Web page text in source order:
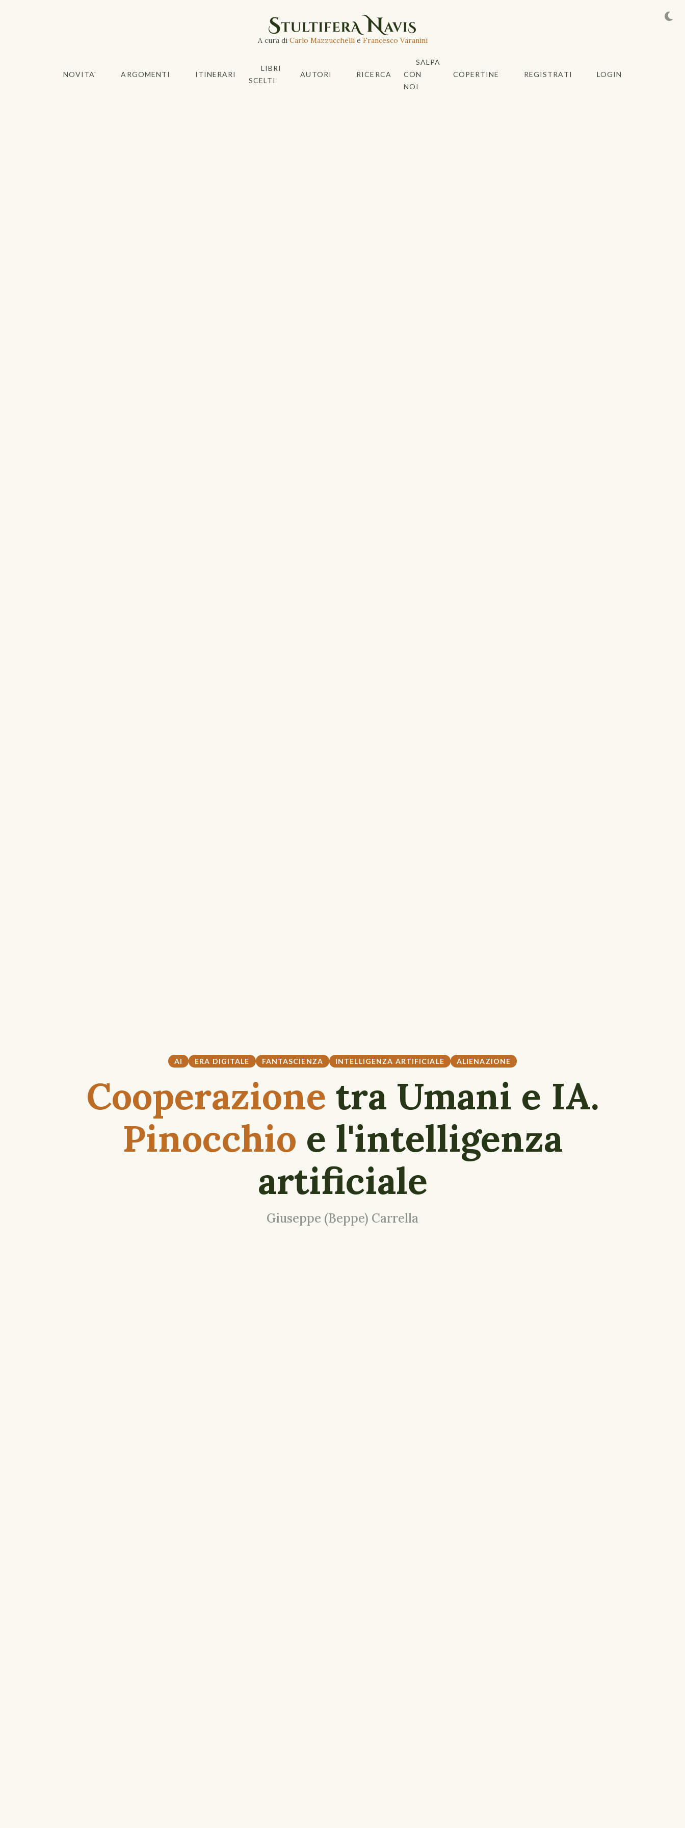
A cura di Carlo Mazzucchellie Francesco Varanini
NOVITA' ARGOMENTI ITINERARI
LIBRI
SCELTI
AUTORI RICERCA
SALPA
CON
NOI
COPERTINE REGISTRATI LOGIN
AI ERA DIGITALE FANTASCIENZA INTELLIGENZA ARTIFICIALE ALIENAZIONE
Cooperazione tra Umani e IA.
Pinocchio e l'intelligenza
artificiale
Giuseppe (Beppe) Carrella